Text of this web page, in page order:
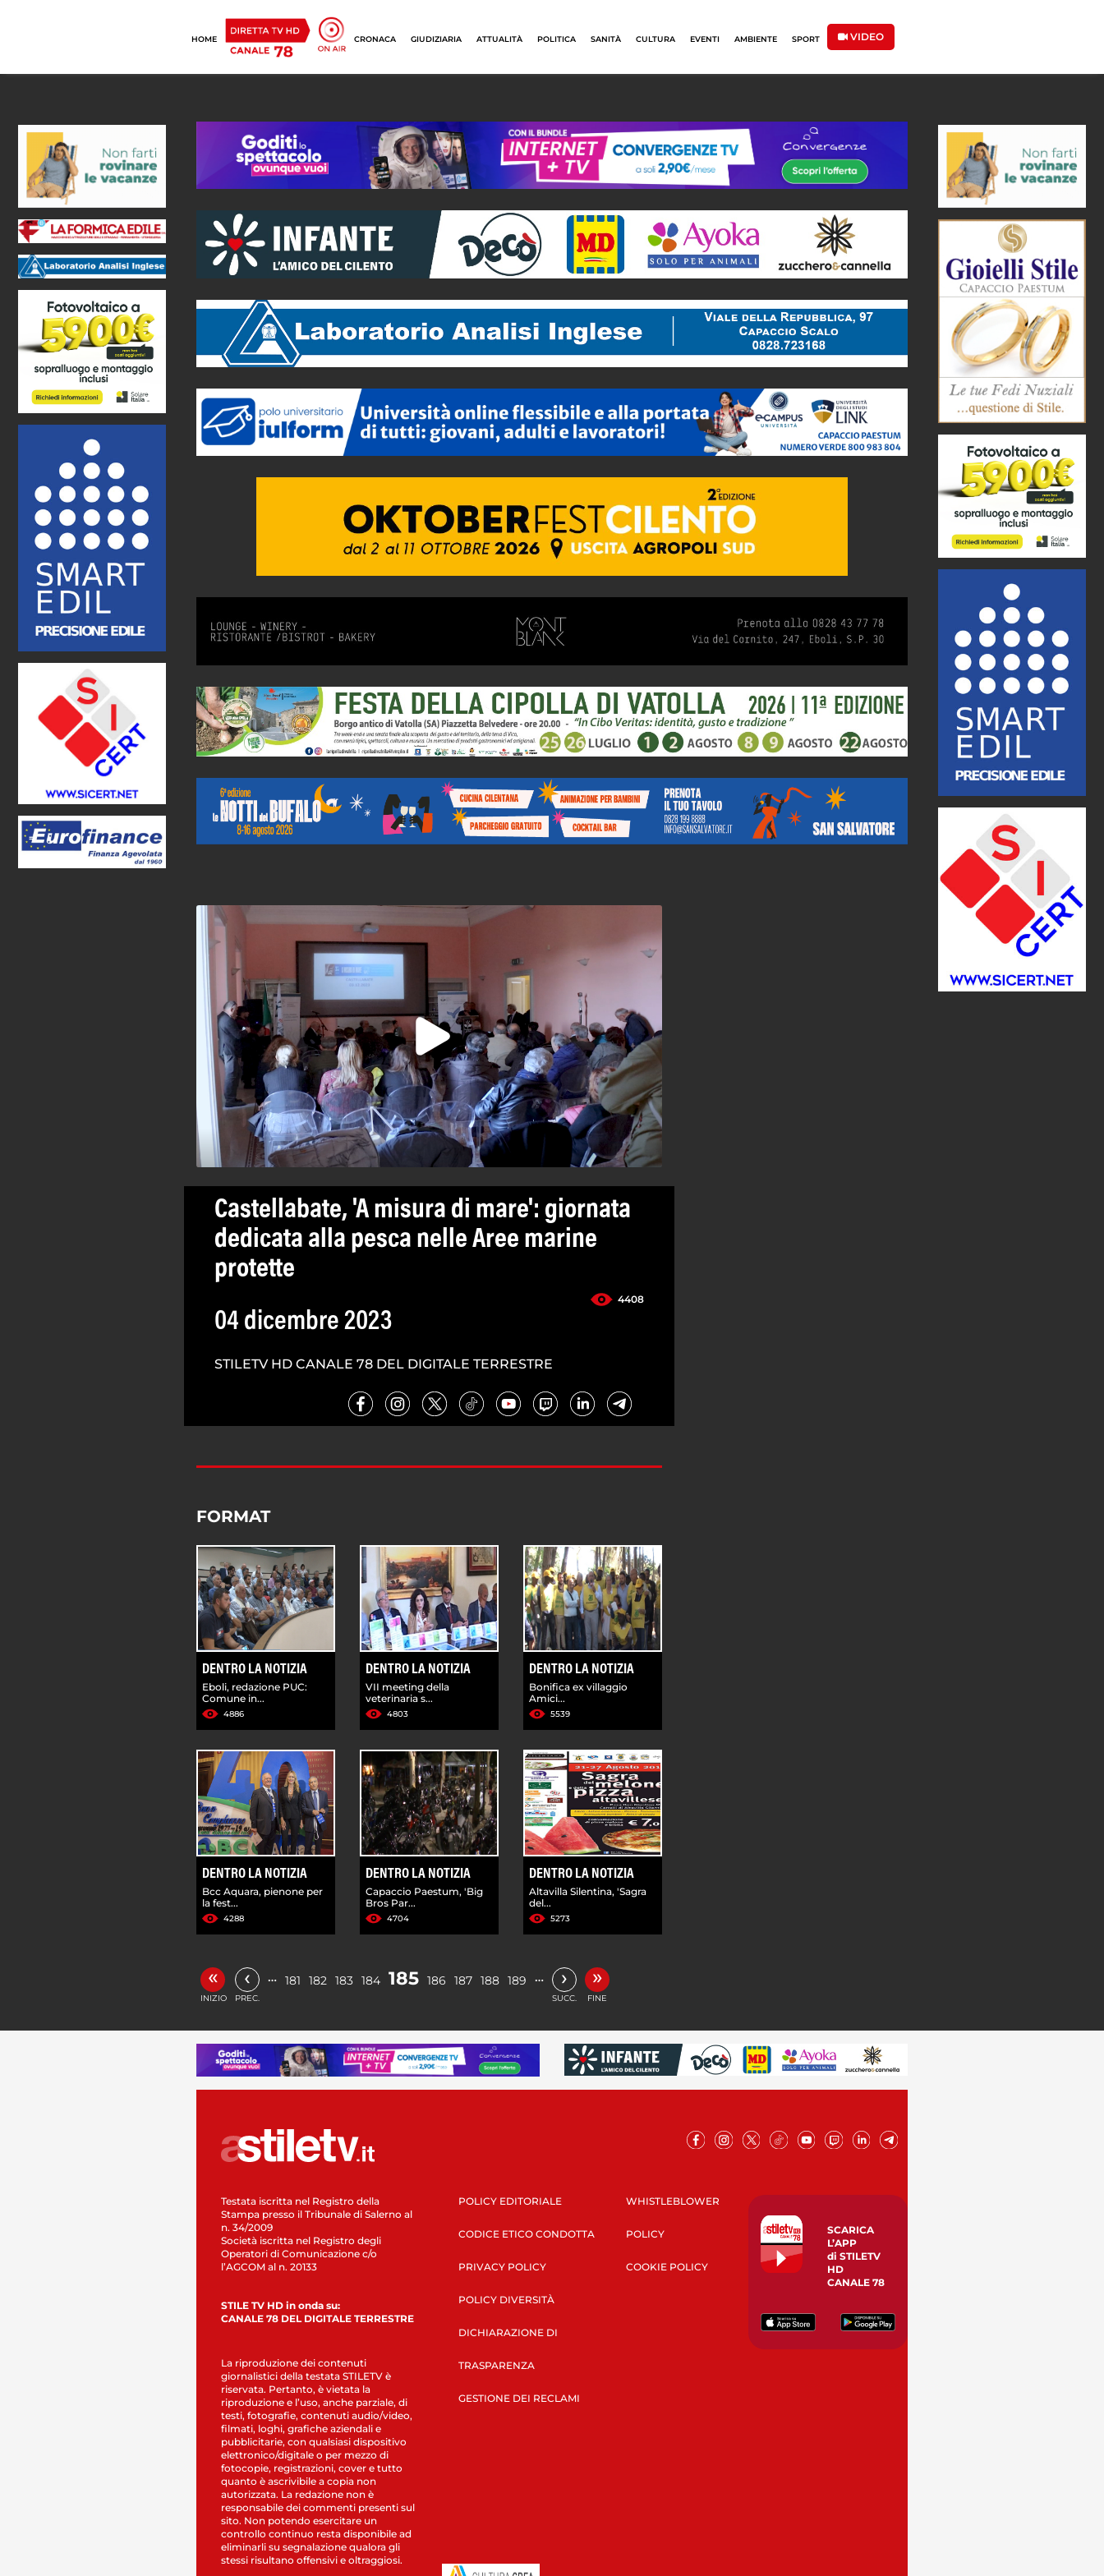
HOME CRONACA GIUDIZIARIA ATTUALITÀ POLITICA SANITÀ CULTURA EVENTI AMBIENTE SPORT VIDEO
Castellabate, 'A misura di mare': giornata
dedicata alla pesca nelle Aree marine
protette
4408
04 dicembre 2023
STILETV HD CANALE 78 DEL DIGITALE TERRESTRE
FORMAT
DENTRO LA NOTIZIA
Eboli, redazione PUC:
Comune in...
4886
DENTRO LA NOTIZIA
VII meeting della
veterinaria s...
4803
DENTRO LA NOTIZIA
Bonifica ex villaggio
Amici...
5539
DENTRO LA NOTIZIA
Bcc Aquara, pienone per
la fest...
4288
DENTRO LA NOTIZIA
Capaccio Paestum, 'Big
Bros Par...
4704
DENTRO LA NOTIZIA
Altavilla Silentina, 'Sagra
del...
5273
«
INIZIO
‹
PREC.
… 181 182 183 184 185 186 187 188 189 … ›
SUCC.
»
FINE
Testata iscritta nel Registro della
Stampa presso il Tribunale di Salerno al
n. 34/2009
Società iscritta nel Registro degli
Operatori di Comunicazione c/o
l’AGCOM al n. 20133
STILE TV HD in onda su:
CANALE 78 DEL DIGITALE TERRESTRE
La riproduzione dei contenuti
giornalistici della testata STILETV è
riservata. Pertanto, è vietata la
riproduzione e l’uso, anche parziale, di
testi, fotografie, contenuti audio/video,
filmati, loghi, grafiche aziendali e
pubblicitarie, con qualsiasi dispositivo
elettronico/digitale o per mezzo di
fotocopie, registrazioni, cover e tutto
quanto è ascrivibile a copia non
autorizzata. La redazione non è
responsabile dei commenti presenti sul
sito. Non potendo esercitare un
controllo continuo resta disponibile ad
eliminarli su segnalazione qualora gli
stessi risultano offensivi e oltraggiosi.
POLICY EDITORIALE
CODICE ETICO CONDOTTA
PRIVACY POLICY
POLICY DIVERSITÀ
DICHIARAZIONE DI
TRASPARENZA
GESTIONE DEI RECLAMI
WHISTLEBLOWER
POLICY
COOKIE POLICY
SCARICA
L’APP
di STILETV
HD
CANALE 78